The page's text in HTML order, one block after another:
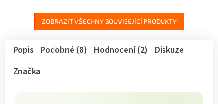
ZOBRAZIT VŠECHNY SOUVISEJÍCÍ PRODUKTY
Popis Podobné (8) Hodnocení (2)
Diskuze
Značka